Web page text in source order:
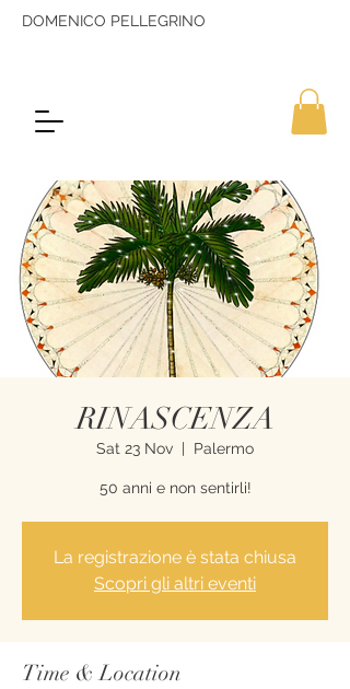
DOMENICO PELLEGRINO
RINASCENZA
Sat 23 Nov
  |
Palermo
50 anni e non sentirli!
La registrazione è stata chiusa
Scopri gli altri eventi
Time & Location